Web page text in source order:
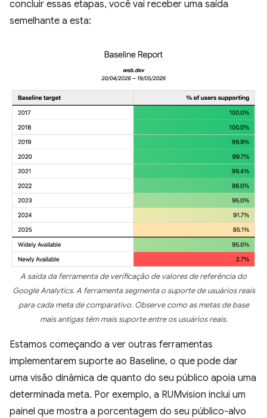
concluir essas etapas, você vai receber uma saída
semelhante a esta:
A saída da ferramenta de verificação de valores de referência do
Google Analytics. A ferramenta segmenta o suporte de usuários reais
para cada meta de comparativo. Observe como as metas de base
mais antigas têm mais suporte entre os usuários reais.
Estamos começando a ver outras ferramentas
implementarem suporte ao Baseline, o que pode dar
uma visão dinâmica de quanto do seu público apoia uma
determinada meta. Por exemplo, a RUMvision inclui um
painel que mostra a porcentagem do seu público-alvo